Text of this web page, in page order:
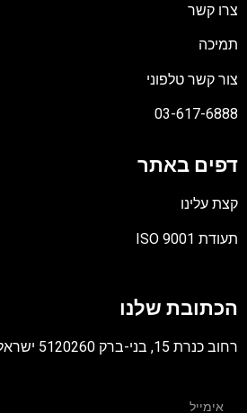
צרו קשר
תמיכה
צור קשר טלפוני
03-617-6888
דפים באתר
קצת עלינו
תעודת ISO 9001
PDF
הכתובת שלנו
רחוב כנרת 15, בני-ברק 5120260 ישראל